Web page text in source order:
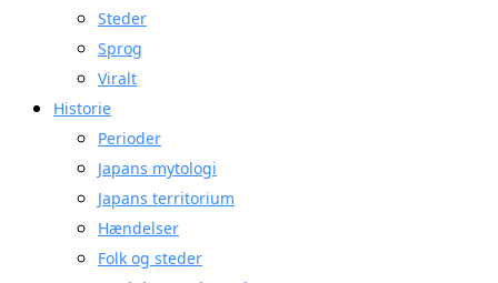
Steder
Sprog
Viralt
Historie
Perioder
Japans mytologi
Japans territorium
Hændelser
Folk og steder